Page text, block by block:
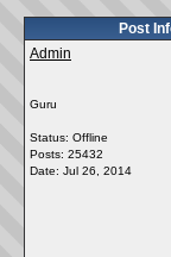
Post
Admin
Guru
Status: Offline
Posts: 25432
Date: Jul 26, 2014